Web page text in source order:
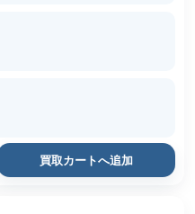
買取カートへ追加